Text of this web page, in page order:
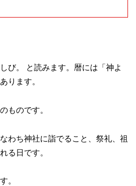
び。 と読みます。暦には「神よ
ります。
ものです。
わち神社に詣でること、祭礼、祖
る日です。
。